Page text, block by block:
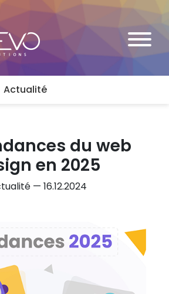
Actualité
du web
en 2025
— 16.12.2024